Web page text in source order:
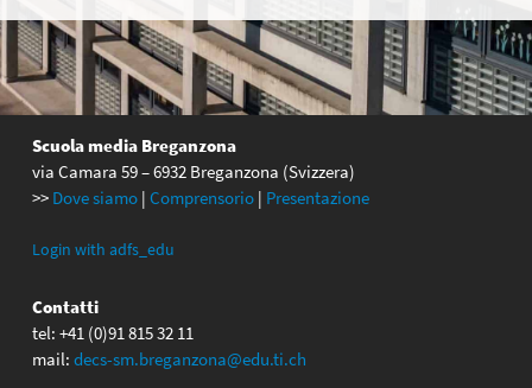
Scuola media Breganzona
via Camara 59 – 6932 Breganzona (Svizzera)
>> Dove siamo | Comprensorio | Presentazione
Login with adfs_edu
Contatti
tel: +41 (0)91 815 32 11
mail: decs-sm.breganzona@edu.ti.ch